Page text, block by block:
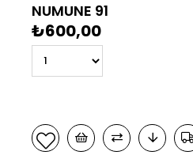
NUMUNE 91
₺600,00